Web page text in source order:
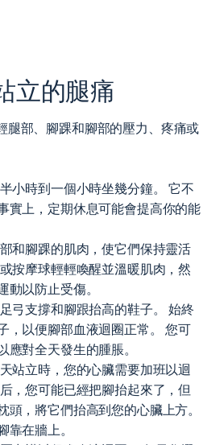
立的腿痛
腿部、腳踝和腳部的壓力、疼痛或
小時到一個小時坐幾分鐘。 它不
上，定期休息可能會提高你的能
和腳踝的肌肉，使它們保持靈活
按摩球輕輕喚醒並溫暖肌肉，然
以防止受傷。
弓支撐和腳跟抬高的鞋子。 始終
，以便腳部血液迴圈正常。 您可
對全天發生的腫脹。
站立時，您的心臟需要加班以迴
，您可能已經把腳抬起來了，但
，將它們抬高到您的心臟上方。
在牆上。